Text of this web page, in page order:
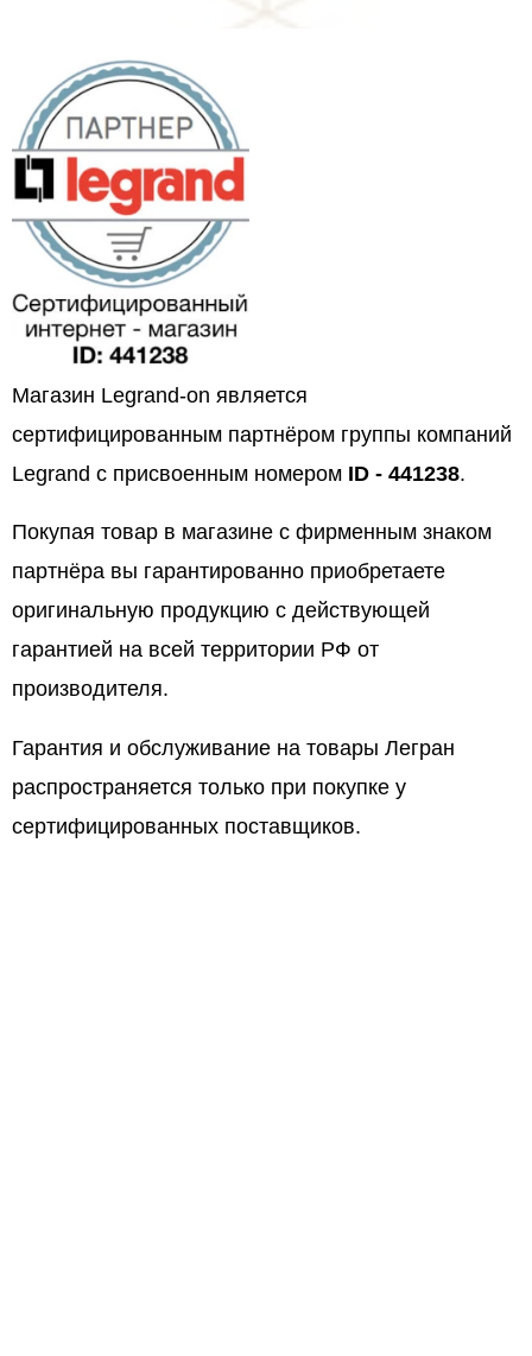
Магазин Legrand-on является
сертифицированным партнёром группы компаний
Legrand с присвоенным номером ID - 441238.
Покупая товар в магазине с фирменным знаком
партнёра вы гарантированно приобретаете
оригинальную продукцию с действующей
гарантией на всей территории РФ от
производителя.
Гарантия и обслуживание на товары Легран
распространяется только при покупке у
сертифицированных поставщиков.